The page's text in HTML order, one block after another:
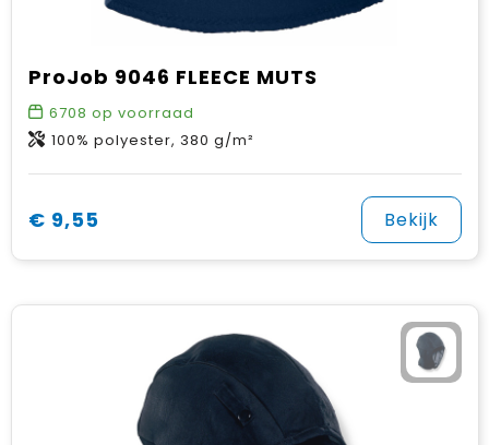
ProJob 9046 FLEECE MUTS
6708 op voorraad
100% polyester, 380 g/m²
€ 9,55 Bekijk